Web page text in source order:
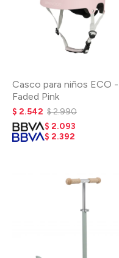
Casco para niños ECO -
Faded Pink
$ 2.542 $2.990
$ 2.093
$ 2.392